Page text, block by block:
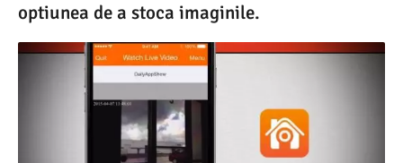
optiunea de a stoca imaginile.